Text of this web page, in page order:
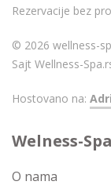
Rezervacije bez
© 2026 wellness-
Sajt Wellness-
Hostovano na:
Welness-Spa
O nama